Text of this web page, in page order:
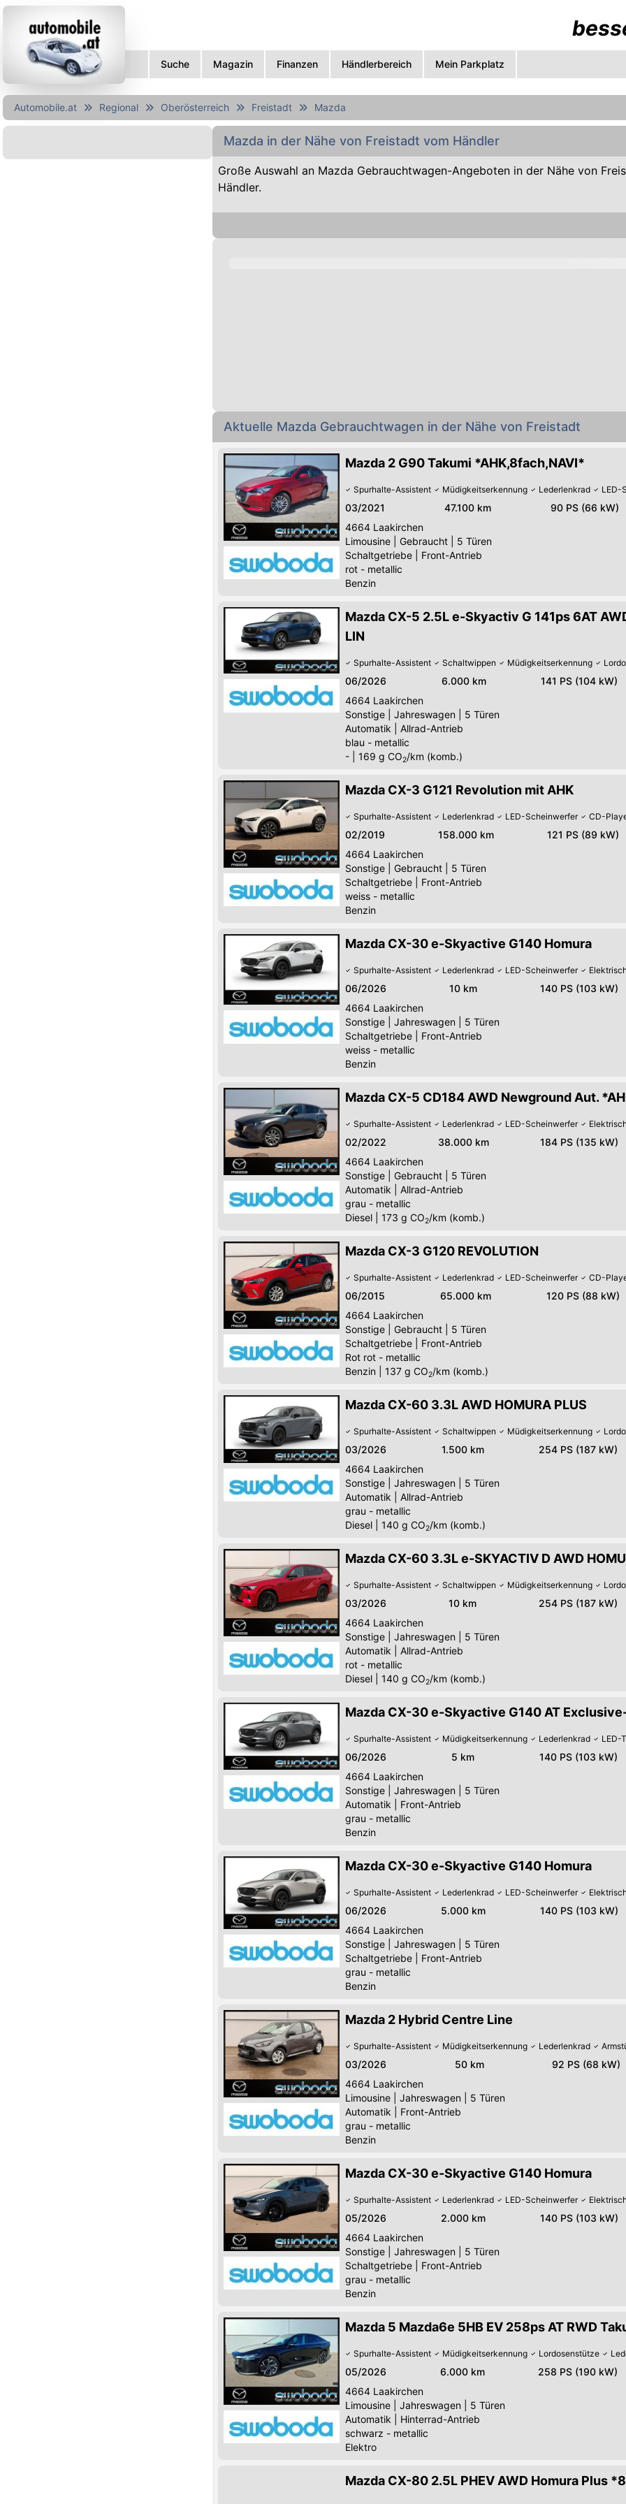
Suche Magazin Finanzen Händlerbereich Mein Parkplatz
Automobile.at Regional Oberösterreich Freistadt Mazda
Mazda in der Nähe von Freistadt vom Händler
Große Auswahl an Mazda Gebrauchtwagen-Angeboten in der Nähe von
Händler.
Aktuelle Mazda Gebrauchtwagen in der Nähe von Freistadt
Mazda 2 G90 Takumi *AHK,8fach,NAVI*
Spurhalte-Assistent Müdigkeitserkennung Lederlenkrad LED-
03/2021 47.100 km 90 PS (66 kW)
4664 Laakirchen
Limousine
Gebraucht
5 Türen
Schaltgetriebe
Front-Antrieb
rot - metallic
Benzin
Mazda CX-5 2.5L e-Skyactiv G 141ps 6AT
LIN
Spurhalte-Assistent Schaltwippen Müdigkeitserkennung
06/2026 6.000 km 141 PS (104 kW)
4664 Laakirchen
Sonstige
Jahreswagen
5 Türen
Automatik
Allrad-Antrieb
blau - metallic
-
169 g CO2/km (komb.)
Mazda CX-3 G121 Revolution mit AHK
Spurhalte-Assistent Lederlenkrad LED-Scheinwerfer CD-
02/2019 158.000 km 121 PS (89 kW)
4664 Laakirchen
Sonstige
Gebraucht
5 Türen
Schaltgetriebe
Front-Antrieb
weiss - metallic
Benzin
Mazda CX-30 e-Skyactive G140 Homura
Spurhalte-Assistent Lederlenkrad LED-Scheinwerfer
06/2026 10 km 140 PS (103 kW)
4664 Laakirchen
Sonstige
Jahreswagen
5 Türen
Schaltgetriebe
Front-Antrieb
weiss - metallic
Benzin
Mazda CX-5 CD184 AWD Newground Aut.
Spurhalte-Assistent Lederlenkrad LED-Scheinwerfer
02/2022 38.000 km 184 PS (135 kW)
4664 Laakirchen
Sonstige
Gebraucht
5 Türen
Automatik
Allrad-Antrieb
grau - metallic
Diesel
173 g CO2/km (komb.)
Mazda CX-3 G120 REVOLUTION
Spurhalte-Assistent Lederlenkrad LED-Scheinwerfer CD-
06/2015 65.000 km 120 PS (88 kW)
4664 Laakirchen
Sonstige
Gebraucht
5 Türen
Schaltgetriebe
Front-Antrieb
Rot rot - metallic
Benzin
137 g CO2/km (komb.)
Mazda CX-60 3.3L AWD HOMURA PLUS
Spurhalte-Assistent Schaltwippen Müdigkeitserkennung
03/2026 1.500 km 254 PS (187 kW)
4664 Laakirchen
Sonstige
Jahreswagen
5 Türen
Automatik
Allrad-Antrieb
grau - metallic
Diesel
140 g CO2/km (komb.)
Mazda CX-60 3.3L e-SKYACTIV D AWD
Spurhalte-Assistent Schaltwippen Müdigkeitserkennung
03/2026 10 km 254 PS (187 kW)
4664 Laakirchen
Sonstige
Jahreswagen
5 Türen
Automatik
Allrad-Antrieb
rot - metallic
Diesel
140 g CO2/km (komb.)
Mazda CX-30 e-Skyactive G140 AT
Spurhalte-Assistent Müdigkeitserkennung Lederlenkrad LED-
06/2026 5 km 140 PS (103 kW)
4664 Laakirchen
Sonstige
Jahreswagen
5 Türen
Automatik
Front-Antrieb
grau - metallic
Benzin
Mazda CX-30 e-Skyactive G140 Homura
Spurhalte-Assistent Lederlenkrad LED-Scheinwerfer
06/2026 5.000 km 140 PS (103 kW)
4664 Laakirchen
Sonstige
Jahreswagen
5 Türen
Schaltgetriebe
Front-Antrieb
grau - metallic
Benzin
Mazda 2 Hybrid Centre Line
Spurhalte-Assistent Müdigkeitserkennung Lederlenkrad
03/2026 50 km 92 PS (68 kW)
4664 Laakirchen
Limousine
Jahreswagen
5 Türen
Automatik
Front-Antrieb
grau - metallic
Benzin
Mazda CX-30 e-Skyactive G140 Homura
Spurhalte-Assistent Lederlenkrad LED-Scheinwerfer
05/2026 2.000 km 140 PS (103 kW)
4664 Laakirchen
Sonstige
Jahreswagen
5 Türen
Schaltgetriebe
Front-Antrieb
grau - metallic
Benzin
Mazda 5 Mazda6e 5HB EV 258ps AT RWD
Spurhalte-Assistent Müdigkeitserkennung Lordosenstütze
05/2026 6.000 km 258 PS (190 kW)
4664 Laakirchen
Limousine
Jahreswagen
5 Türen
Automatik
Hinterrad-Antrieb
schwarz - metallic
Elektro
Mazda CX-80 2.5L PHEV AWD Homura Plus